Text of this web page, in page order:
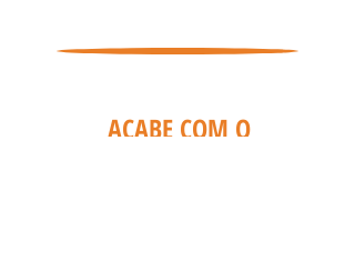
ACABE COM O